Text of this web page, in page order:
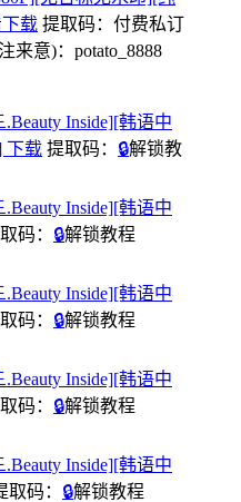
载 提取码： 付费私订
来意)：potato_8888
Inside][韩语中
下载 提取码： 🔒解锁教
Inside][韩语中
码： 🔒解锁教程
Inside][韩语中
码： 🔒解锁教程
Inside][韩语中
码： 🔒解锁教程
Inside][韩语中
取码： 🔒解锁教程